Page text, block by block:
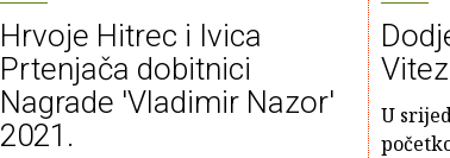
Hrvoje Hitrec i Ivica
Prtenjača dobitnici
Nagrade 'Vladimir Nazor'
2021.
U